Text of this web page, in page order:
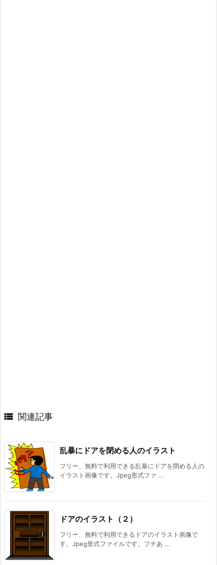
 関連記事
乱暴にドアを閉める人のイラスト
フリー、無料で利用できる乱暴にドアを閉める人の
イラスト画像です。Jpeg形式ファ ...
ドアのイラスト（２）
フリー、無料で利用できるドアのイラスト画像で
す。Jpeg形式ファイルです。フチあ ...